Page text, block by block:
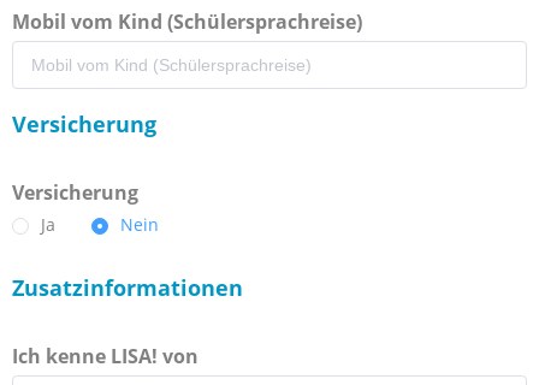
Mobil vom Kind (Schülersprachreise)
Versicherung
Versicherung
Ja Nein
Zusatzinformationen
Ich kenne LISA! von